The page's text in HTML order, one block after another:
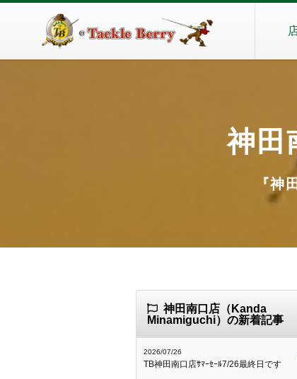
神田
『
神田南口店（Kanda
Minamiguchi）の新着記事
2026/07/26
TB神田南口店ｻﾏｰｾｰﾙ7/26最終日です